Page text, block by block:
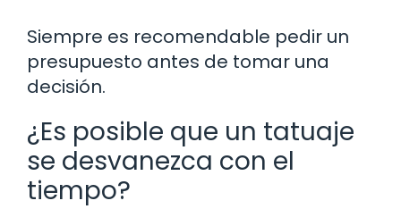
Siempre es recomendable pedir un
presupuesto antes de tomar una
decisión.
¿Es posible que un tatuaje
se desvanezca con el
tiempo?